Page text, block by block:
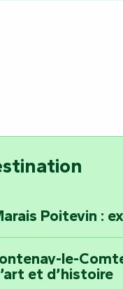
Poitevin :
le-
et d’histoire
un gardien
où on ne